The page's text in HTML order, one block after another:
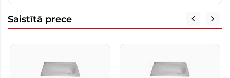
Saistītā prece